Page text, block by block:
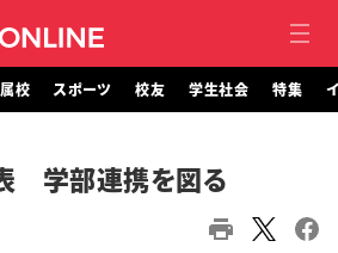
校 スポーツ 校友 学生社会 特集
学部連携を図る